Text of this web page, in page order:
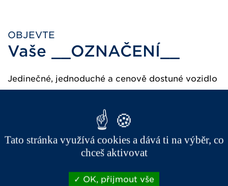
OBJEVTE
Vaše __OZNAČENÍ__
Jedinečné, jednoduché a cenově dostuné vozidlo
OVLADATELNOST A BEZPEČNOST
Full LED zadní světla
Ostřikovač s automatickým stíráním
Tato stránka využívá cookies a dává ti na výběr, co
chceš aktivovat
OK, přijmout vše